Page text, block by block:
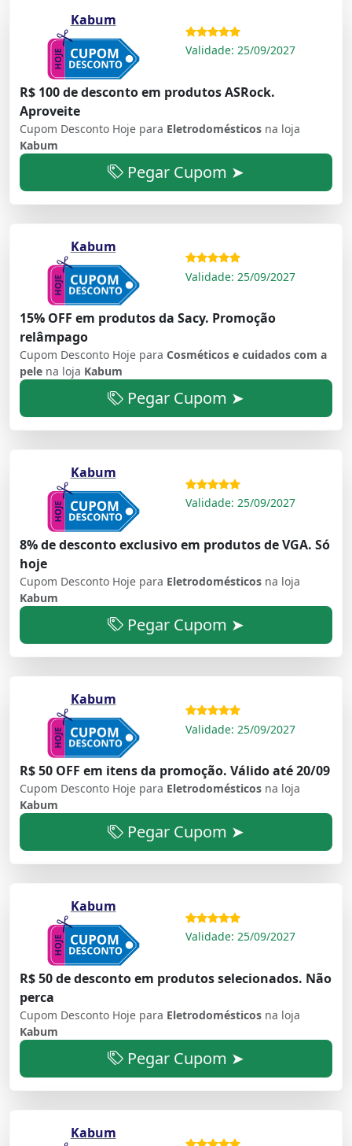
Kabum
Validade: 25/09/2027
R$ 100 de desconto em produtos ASRock.
Aproveite
Cupom Desconto Hoje para Eletrodomésticos na loja
Kabum
Pegar Cupom ➤
Kabum
Validade: 25/09/2027
15% OFF em produtos da Sacy. Promoção
relâmpago
Cupom Desconto Hoje para Cosméticos e cuidados com a
pele na loja Kabum
Pegar Cupom ➤
Kabum
Validade: 25/09/2027
8% de desconto exclusivo em produtos de VGA. Só
hoje
Cupom Desconto Hoje para Eletrodomésticos na loja
Kabum
Pegar Cupom ➤
Kabum
Validade: 25/09/2027
R$ 50 OFF em itens da promoção. Válido até 20/09
Cupom Desconto Hoje para Eletrodomésticos na loja
Kabum
Pegar Cupom ➤
Kabum
Validade: 25/09/2027
R$ 50 de desconto em produtos selecionados. Não
perca
Cupom Desconto Hoje para Eletrodomésticos na loja
Kabum
Pegar Cupom ➤
Kabum